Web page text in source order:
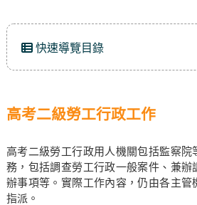
快速導覽目錄
高考二級勞工行政工作
高考二級勞工行政用人機關包括監察院
務，包括調查勞工行政一般案件、兼辦
辦事項等。實際工作內容，仍由各主管
指派。